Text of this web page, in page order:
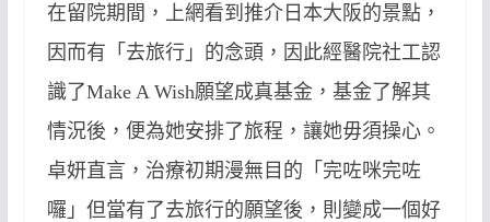
在留院期間，上網看到推介日本大阪的景點，
因而有「去旅行」的念頭，因此經醫院社工認
識了Make A Wish願望成真基金，基金了解其
情況後，便為她安排了旅程，讓她毋須操心。
卓妍直言，治療初期漫無目的「完咗咪完咗
囉」但當有了去旅行的願望後，則變成一個好